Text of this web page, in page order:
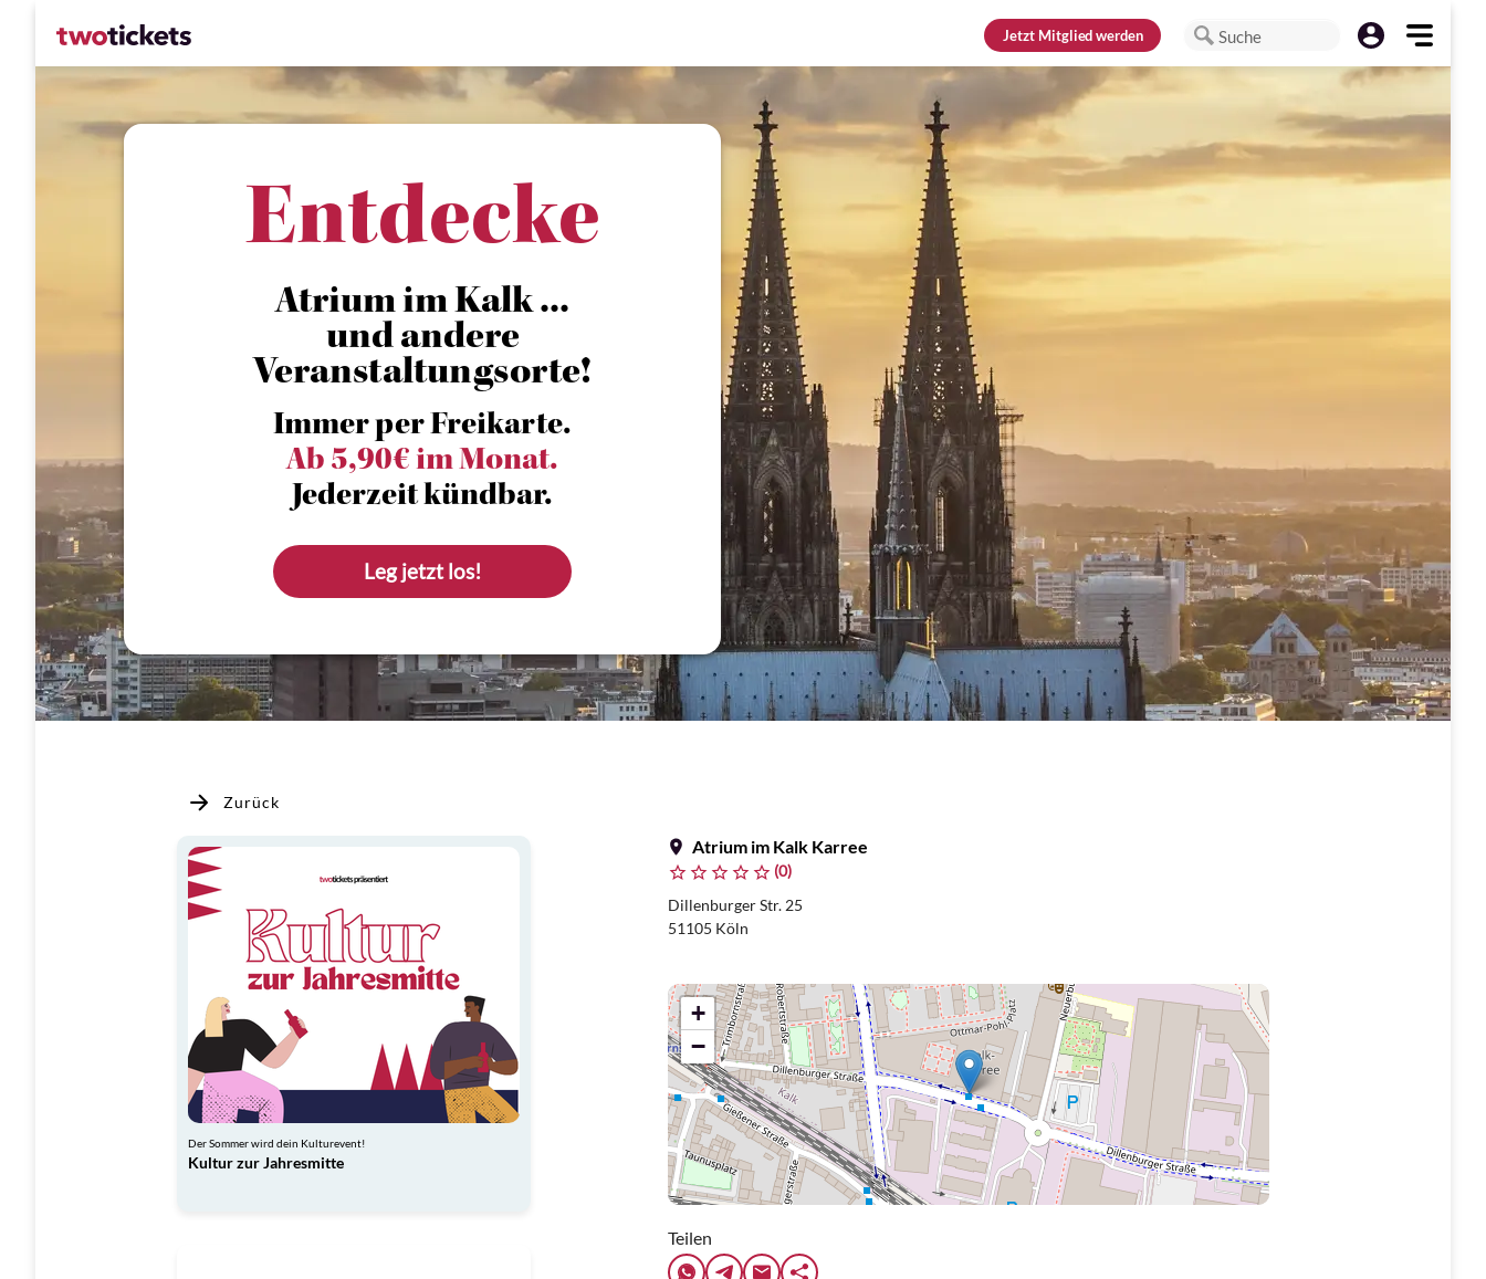
JetztMitglied werden Suche
Entdecke
Atrium im Kalk ...
und andere
Veranstaltungsorte!
Immer per Freikarte.
Ab 5,90€ im Monat.
Jederzeit kündbar.
Leg jetzt los!
Zurück
Der Sommer wird dein Kulturevent!
Kultur zur Jahresmitte
Atrium im Kalk Karree
(0)
Dillenburger Str. 25
51105 Köln
+
−
Teilen